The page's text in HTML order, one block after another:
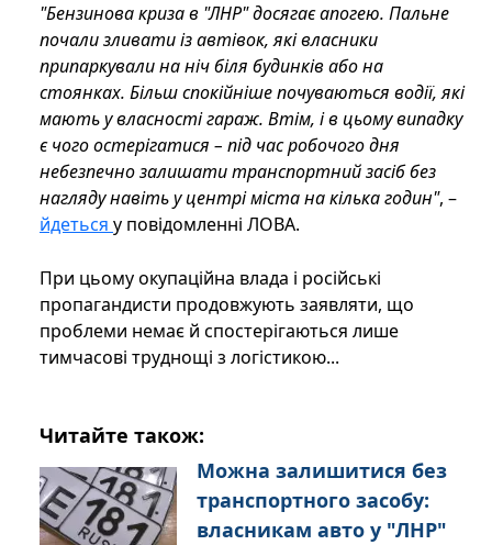
"Бензинова криза в "ЛНР" досягає апогею. Пальне
почали зливати із автівок, які власники
припаркували на ніч біля будинків або на
стоянках. Більш спокійніше почуваються водії, які
мають у власності гараж. Втім, і в цьому випадку
є чого остерігатися – під час робочого дня
небезпечно залишати транспортний засіб без
нагляду навіть у центрі міста на кілька годин", –
йдеться у повідомленні ЛОВА.
При цьому окупаційна влада і російські
пропагандисти продовжують заявляти, що
проблеми немає й спостерігаються лише
тимчасові труднощі з логістикою...
Читайте також:
Можна залишитися без
транспортного засобу:
власникам авто у "ЛНР"